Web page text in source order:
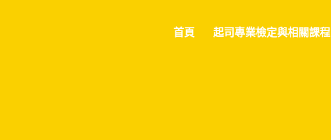
首頁 起司專業檢定與相關課程